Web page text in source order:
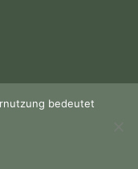
bedeutet